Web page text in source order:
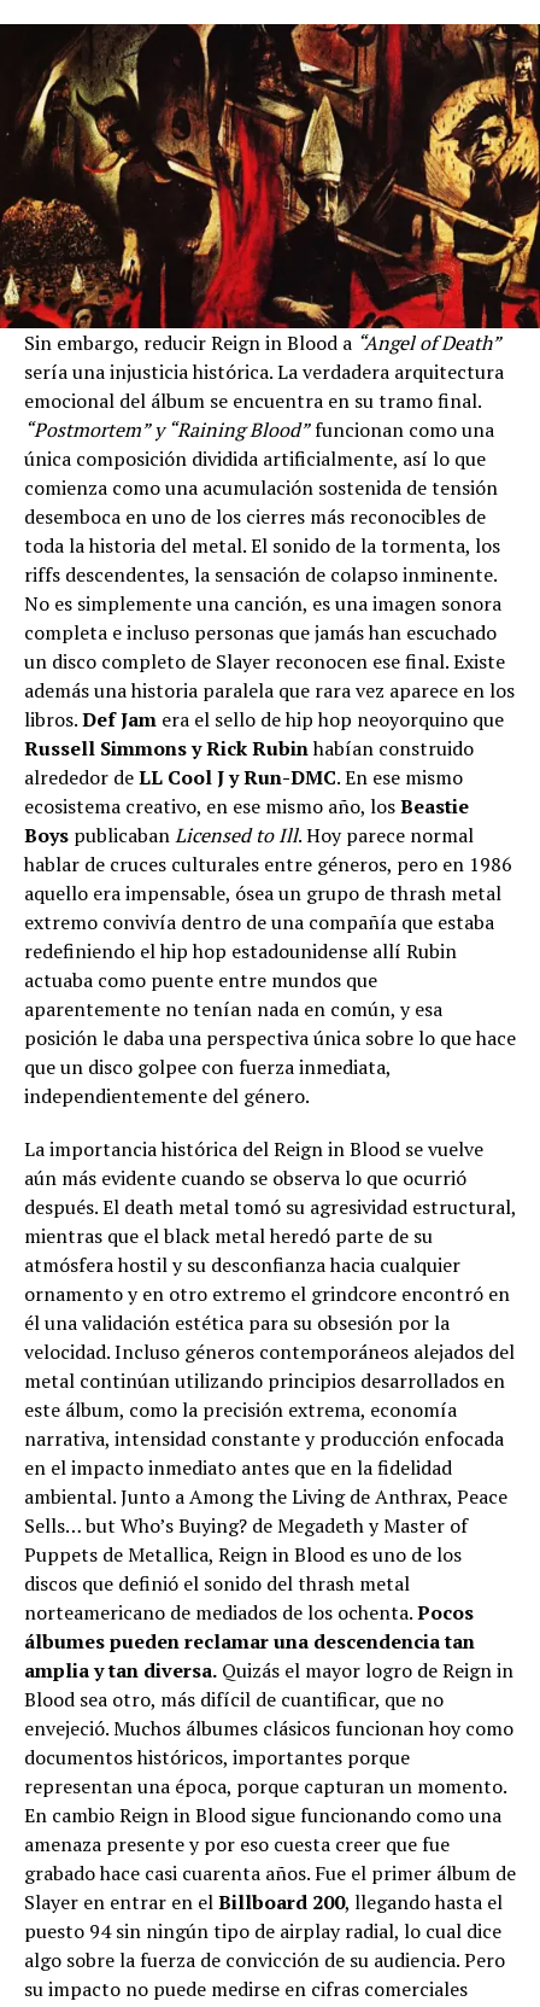
Sin embargo, reducir Reign in Blood a “Angel of Death”
sería una injusticia histórica. La verdadera arquitectura
emocional del álbum se encuentra en su tramo final.
“Postmortem” y “Raining Blood”funcionan como una
única composición dividida artificialmente, así lo que
comienza como una acumulación sostenida de tensión
desemboca en uno de los cierres más reconocibles de
toda la historia del metal. El sonido de la tormenta, los
riffs descendentes, la sensación de colapso inminente.
No es simplemente una canción, es una imagen sonora
completa e incluso personas que jamás han escuchado
un disco completo de Slayer reconocen ese final. Existe
además una historia paralela que rara vez aparece en los
libros.Def Jam era el sello de hip hop neoyorquino que
Russell Simmons y Rick Rubinhabían construido
alrededor deLL Cool J y Run-DMC. En ese mismo
ecosistema creativo, en ese mismo año, losBeastie
Boys publicabanLicensed to Ill. Hoy parece normal
hablar de cruces culturales entre géneros, pero en 1986
aquello era impensable, ósea un grupo de thrash metal
extremo convivía dentro de una compañía que estaba
redefiniendo el hip hop estadounidense allí Rubin
actuaba como puente entre mundos que
aparentemente no tenían nada en común, y esa
posición le daba una perspectiva única sobre lo que hace
que un disco golpee con fuerza inmediata,
independientemente del género.
La importancia histórica del Reign in Blood se vuelve
aún más evidente cuando se observa lo que ocurrió
después. El death metal tomó su agresividad estructural,
mientras que el black metal heredó parte de su
atmósfera hostil y su desconfianza hacia cualquier
ornamento y en otro extremo el grindcore encontró en
él una validación estética para su obsesión por la
velocidad. Incluso géneros contemporáneos alejados del
metal continúan utilizando principios desarrollados en
este álbum, como la precisión extrema, economía
narrativa, intensidad constante y producción enfocada
en el impacto inmediato antes que en la fidelidad
ambiental. Junto a Among the Living de Anthrax, Peace
Sells… but Who’s Buying? de Megadeth y Master of
Puppets de Metallica, Reign in Blood es uno de los
discos que definió el sonido del thrash metal
norteamericano de mediados de los ochenta.Pocos
álbumes pueden reclamar una descendencia tan
amplia y tan diversa. Quizás el mayor logro de Reign in
Blood sea otro, más difícil de cuantificar, que no
envejeció. Muchos álbumes clásicos funcionan hoy como
documentos históricos, importantes porque
representan una época, porque capturan un momento.
En cambio Reign in Blood sigue funcionando como una
amenaza presente y por eso cuesta creer que fue
grabado hace casi cuarenta años. Fue el primer álbum de
Slayer en entrar en elBillboard 200, llegando hasta el
puesto 94 sin ningún tipo de airplay radial, lo cual dice
algo sobre la fuerza de convicción de su audiencia. Pero
su impacto no puede medirse en cifras comerciales